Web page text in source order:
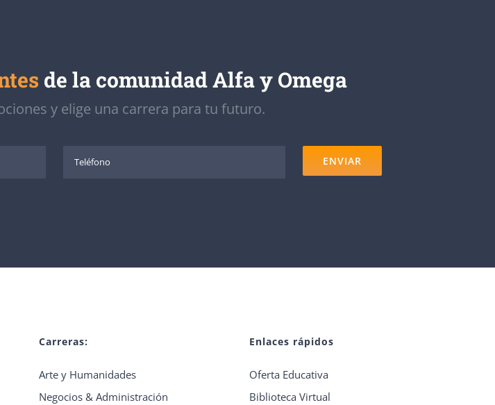
de la comunidad Alfa y Omega
y elige una carrera para tu futuro.
Carreras:
Arte y Humanidades
Negocios & Administración
Enlaces rápidos
Oferta Educativa
Biblioteca Virtual